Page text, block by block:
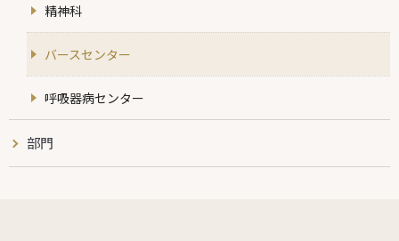
精神科
バースセンター
呼吸器病センター
部門